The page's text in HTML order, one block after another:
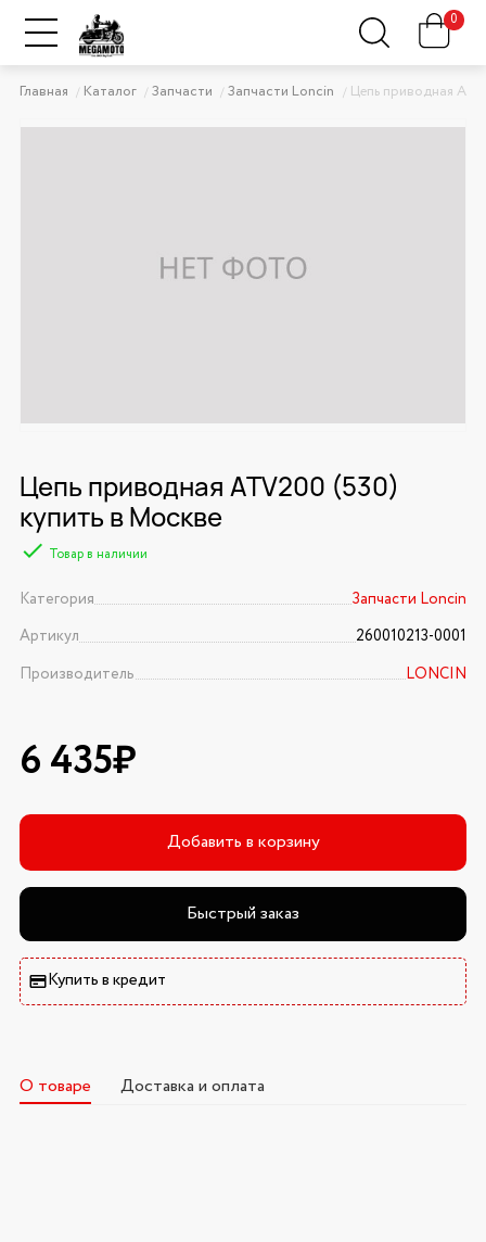
0
Главная Каталог Запчасти Запчасти Loncin Цепь приводная
Цепь приводная ATV200 (530)
купить в Москве
Товар в наличии
Категория
Запчасти Loncin
Артикул
260010213-0001
Производитель
LONCIN
6 435₽
Добавить в корзину
Быстрый заказ
Купить в кредит
О товаре Доставка и оплата